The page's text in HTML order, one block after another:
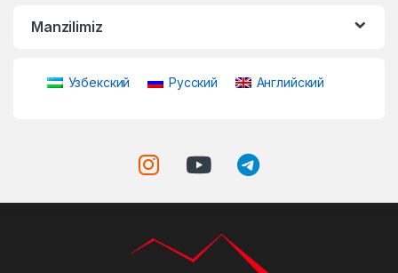
Manzilimiz
Узбекский Русский Английский